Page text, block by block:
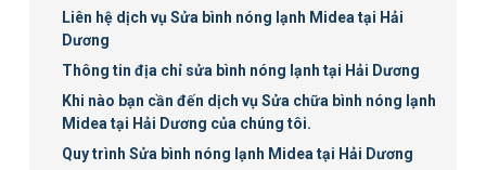
Liên hệ dịch vụ Sửa bình nóng lạnh Midea tại Hải
Dương
Thông tin địa chỉ sửa bình nóng lạnh tại Hải Dương
Khi nào bạn cần đến dịch vụ Sửa chữa bình nóng lạnh
Midea tại Hải Dương của chúng tôi.
Quy trình Sửa bình nóng lạnh Midea tại Hải Dương